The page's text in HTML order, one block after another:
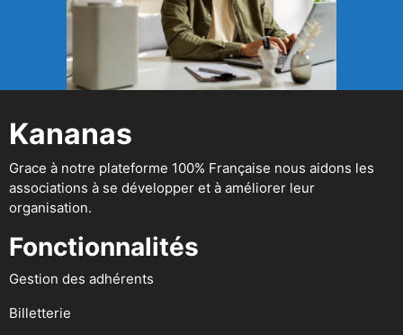
Kananas
Grace à notre plateforme 100% Française nous aidons les
associations à se développer et à améliorer leur
organisation.
Fonctionnalités
Gestion des adhérents
Billetterie